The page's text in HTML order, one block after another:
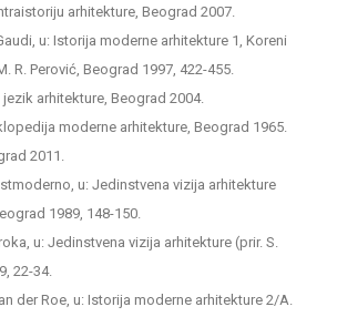
arhitekture, Beograd 2007.
u: Istorija moderne arhitekture 1, Koreni
R. Perović, Beograd 1997, 422-455.
arhitekture, Beograd 2004.
moderne arhitekture, Beograd 1965.
2011.
u: Jedinstvena vizija arhitekture
1989, 148-150.
u: Jedinstvena vizija arhitekture (prir. S.
22-34.
der Roe, u: Istorija moderne arhitekture 2/A.